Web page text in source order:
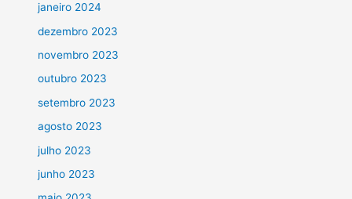
janeiro 2024
dezembro 2023
novembro 2023
outubro 2023
setembro 2023
agosto 2023
julho 2023
junho 2023